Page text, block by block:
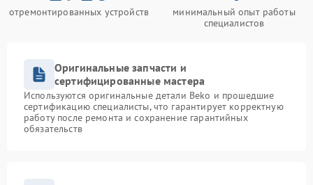
отремонтированных устройств
минимальный опыт работы
специалистов
Оригинальные запчасти и
сертифицированные мастера
Используются оригинальные детали Beko и прошедшие
сертификацию специалисты, что гарантирует корректную
работу после ремонта и сохранение гарантийных
обязательств